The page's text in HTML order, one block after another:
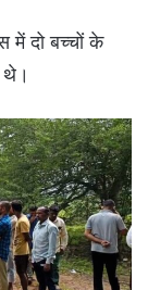
में दो बच्चों के
थे।